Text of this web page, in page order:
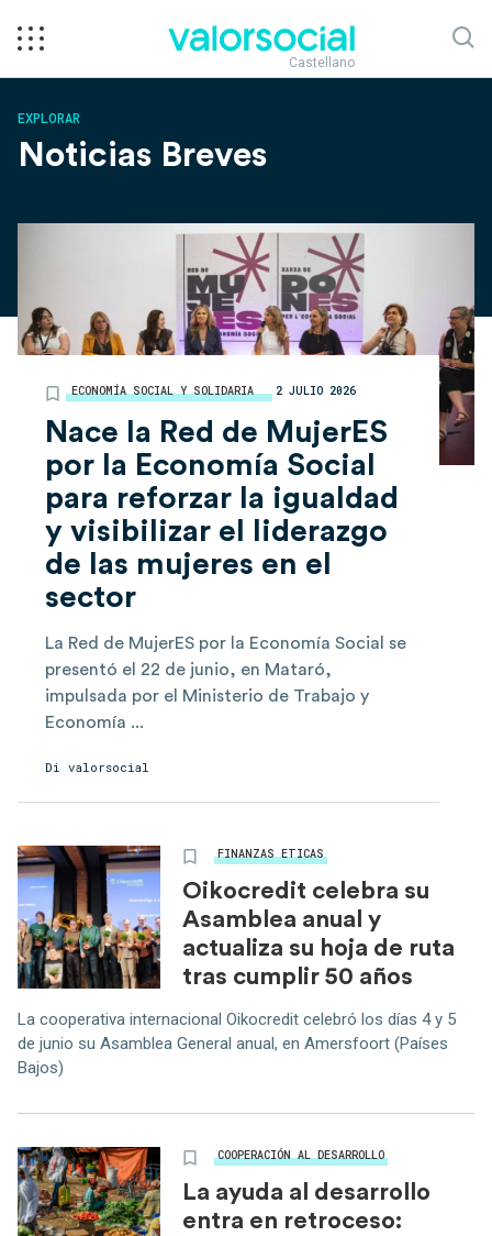
Castellano
EXPLORAR
Noticias Breves
ECONOMÍA SOCIAL Y SOLIDARIA 2 JULIO 2026
Nace la Red de MujerES
por la Economía Social
para reforzar la igualdad
y visibilizar el liderazgo
de las mujeres en el
sector
La Red de MujerES por la Economía Social se
presentó el 22 de junio, en Mataró,
impulsada por el Ministerio de Trabajo y
Economía ...
Di valorsocial
FINANZAS ETICAS
Oikocredit celebra su
Asamblea anual y
actualiza su hoja de ruta
tras cumplir 50 años
La cooperativa internacional Oikocredit celebró los días 4 y 5
de junio su Asamblea General anual, en Amersfoort (Países
Bajos)
COOPERACIÓN AL DESARROLLO
La ayuda al desarrollo
entra en retroceso: